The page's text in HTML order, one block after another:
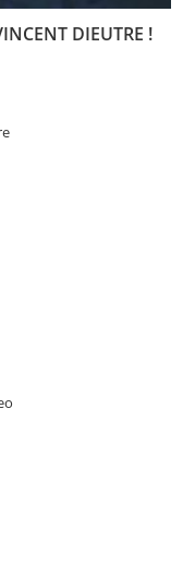
DIEUTRE !